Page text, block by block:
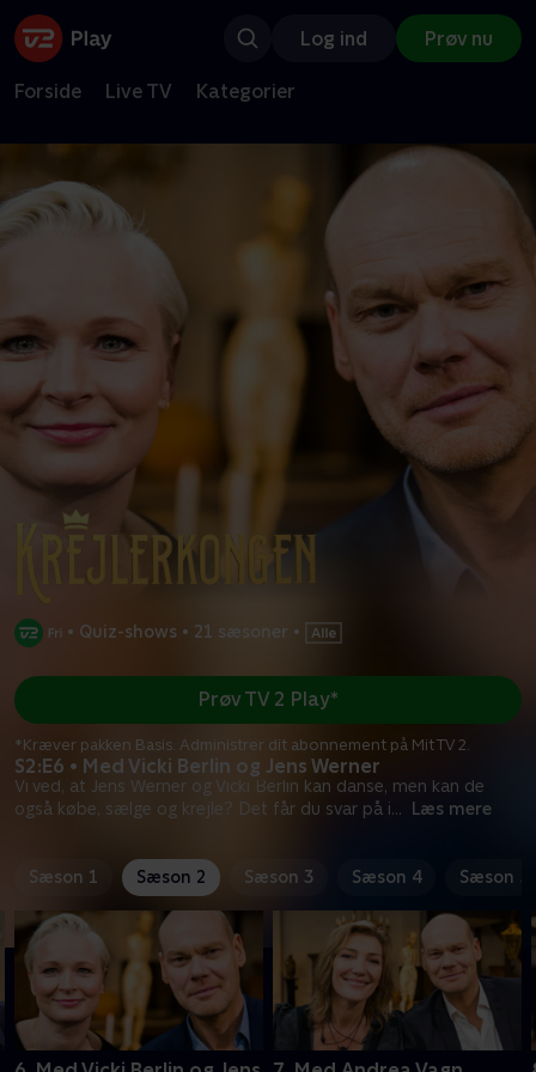
Log ind Prøv nu
Forside Live TV Kategorier
• Quiz-shows • 21 sæsoner •
S2:E6 • Med Vicki Berlin og Jens Werner
Vi ved, at Jens Werner og Vicki Berlin kan danse, men kan de
også købe, sælge og krejle? Det får du svar på i... Læs mere
Prøv TV 2 Play*
*Kræver pakken Basis. Administrer dit abonnement på Mit TV 2.
Sæson 1 Sæson 2 Sæson 3 Sæson 4 Sæson 5